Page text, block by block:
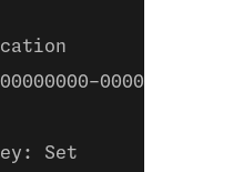
0000-0000-
Set